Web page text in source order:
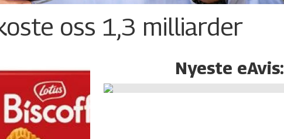
oss 1,3 milliarder
Nyeste eAvis: